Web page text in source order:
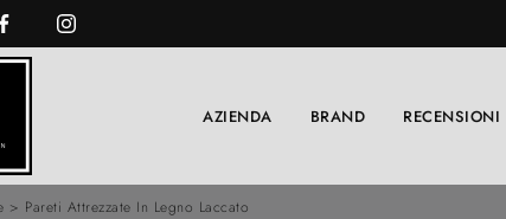
AZIENDA BRAND RECENSIONI
> Pareti Attrezzate In Legno Laccato